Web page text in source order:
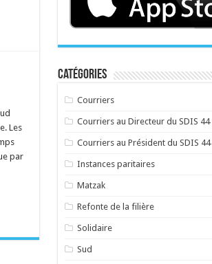
Les
par
Catégories
Courriers
Courriers au Directeur du SDIS 44
Courriers au Président du SDIS 44
Instances paritaires
Matzak
Refonte de la filière
Solidaire
Sud